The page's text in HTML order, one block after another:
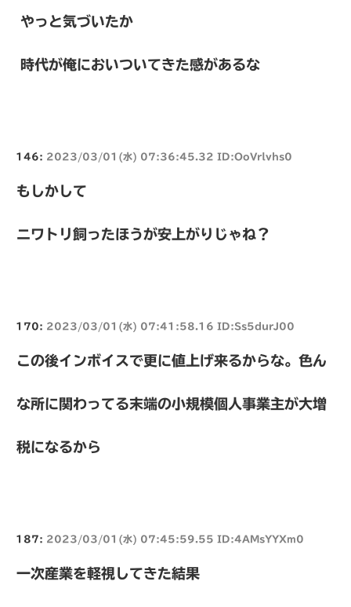
やっと気づいたか
時代が俺においついてきた感があるな
146: 2023/03/01(水) 07:36:45.32 ID:OoVrlvhs0
もしかして
ニワトリ飼ったほうが安上がりじゃね？
170: 2023/03/01(水) 07:41:58.16 ID:Ss5durJ00
この後インボイスで更に値上げ来るからな。色ん
な所に関わってる末端の小規模個人事業主が大増
税になるから
187: 2023/03/01(水) 07:45:59.55 ID:4AMsYYXm0
一次産業を軽視してきた結果